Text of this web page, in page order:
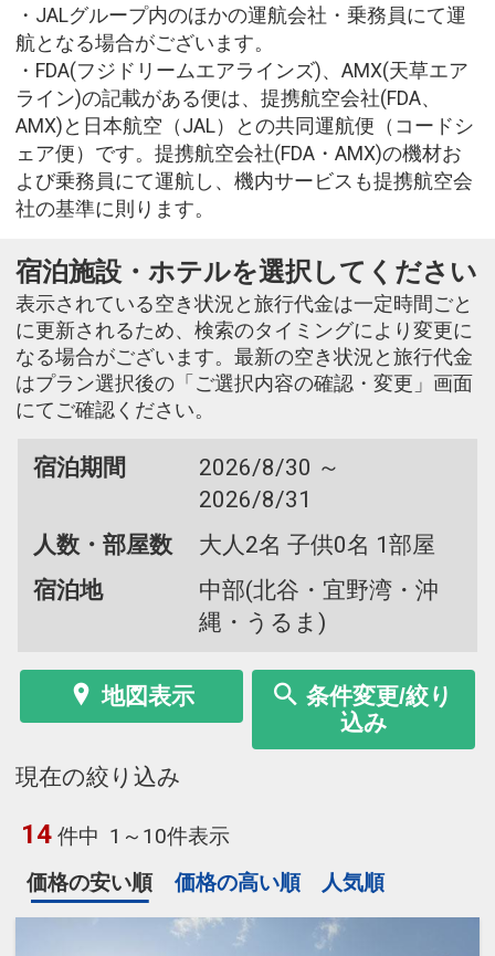
・JALグループ内のほかの運航会社・乗務員にて運
航となる場合がございます。
・FDA(フジドリームエアラインズ)、AMX(天草エア
ライン)の記載がある便は、提携航空会社(FDA、
AMX)と日本航空（JAL）との共同運航便（コードシ
ェア便）です。提携航空会社(FDA・AMX)の機材お
よび乗務員にて運航し、機内サービスも提携航空会
社の基準に則ります。
宿泊施設・ホテルを選択してください
表示されている空き状況と旅行代金は一定時間ごと
に更新されるため、検索のタイミングにより変更に
なる場合がございます。最新の空き状況と旅行代金
はプラン選択後の「ご選択内容の確認・変更」画面
にてご確認ください。
宿泊期間
2026/8/30 ～
2026/8/31
人数・部屋数
大人2名 子供0名 1部屋
宿泊地
中部(北谷・宜野湾・沖
縄・うるま)
地図表示
条件変更/絞り
込み
現在の絞り込み
14 件中 1～10件表示
価格の安い順
価格の高い順 人気順